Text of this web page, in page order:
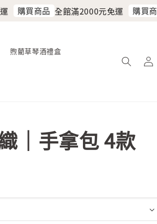
購買商品 全館滿2000元免運 購買商品
煦藺草琴酒禮盒
｜手拿包 4款